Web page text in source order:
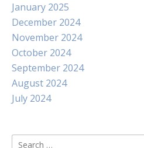
January 2025
December 2024
November 2024
October 2024
September 2024
August 2024
July 2024
Search